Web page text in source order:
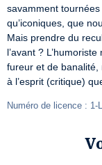
savamment
qu’iconiques, que
Mais prendre du
l’avant ?
fureur et de banalité,
à l’esprit (critique)
Numéro de licence : 1-